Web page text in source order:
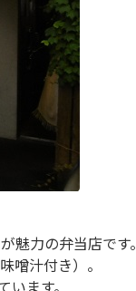
魅力の弁当店です。
噌汁付き）。
ます。